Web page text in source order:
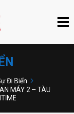
Đi Biển
MÁY 2 – TÀU